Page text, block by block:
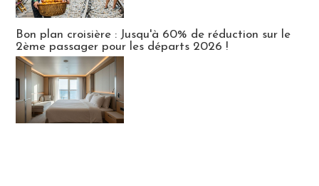
Bon plan croisière : Jusqu'à 60% de réduction sur le
2ème passager pour les départs 2026 !